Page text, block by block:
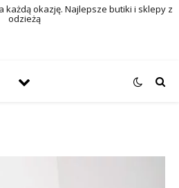
każdą okazję. Najlepsze butiki i sklepy z
odzieżą